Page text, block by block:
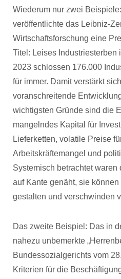
Wiederum nur zwei
veröffentlichte das Leibniz-
Wirtschaftsforschung eine
Titel: Leises Industriesterben
2023 schlossen 176.000
für immer. Damit verstärkt
voranschreitende
wichtigsten Gründe sind die
mangelndes Kapital für
Lieferketten, volatile Preise
Arbeitskräftemangel und
Systemisch betrachtet
auf Kante genäht, sie
gestalten und verschwinden
Das zweite Beispiel: Das in
nahezu unbemerkte
Bundessozialgerichts vom
Kriterien für die